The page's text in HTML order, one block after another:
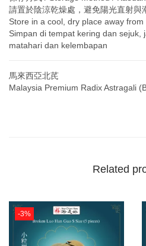
請置於陰涼乾燥處，避免陽光直射與
Store in a cool, dry place away
Simpan di tempat kering dan sejuk,
matahari dan kelembapan
馬來西亞北芪
Malaysia Premium Radix Astragali
Related
-3%